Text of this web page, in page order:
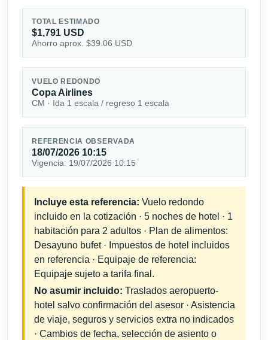
TOTAL ESTIMADO
$1,791 USD
Ahorro aprox. $39.06 USD
VUELO REDONDO
Copa Airlines
CM · Ida 1 escala / regreso 1 escala
REFERENCIA OBSERVADA
18/07/2026 10:15
Vigencia: 19/07/2026 10:15
Incluye esta referencia: Vuelo redondo
incluido en la cotización · 5 noches de hotel · 1
habitación para 2 adultos · Plan de alimentos:
Desayuno bufet · Impuestos de hotel incluidos
en referencia · Equipaje de referencia:
Equipaje sujeto a tarifa final.
No asumir incluido: Traslados aeropuerto-
hotel salvo confirmación del asesor · Asistencia
de viaje, seguros y servicios extra no indicados
· Cambios de fecha, selección de asiento o